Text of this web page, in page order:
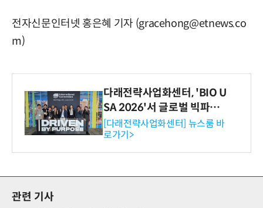
전자신문인터넷 홍은혜 기자 (gracehong@etnews.co
m)
다래전략사업화센터, 'BIO U
SA 2026'서 글로벌 빅파마
와의 비즈니스 미팅 지원…K
-바이오 해외 진출 교두보 확
보
[다래전략사업화센터] 뉴스룸 바
로가기>
관련 기사